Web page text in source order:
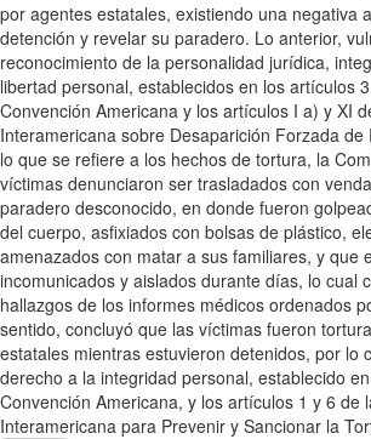
por agentes estatales, existiendo una negativa
detención y revelar su paradero. Lo anterior,
reconocimiento de la personalidad jurídica,
libertad personal, establecidos en los artículos
Convención Americana y los artículos I a) y XI
Interamericana sobre Desaparición Forzada de
lo que se refiere a los hechos de tortura, la
víctimas denunciaron ser trasladados con
paradero desconocido, en donde fueron
del cuerpo, asfixiados con bolsas de plástico,
amenazados con matar a sus familiares, y que
incomunicados y aislados durante días, lo cual
hallazgos de los informes médicos ordenados
sentido, concluyó que las víctimas fueron
estatales mientras estuvieron detenidos, por lo
derecho a la integridad personal, establecido
Convención Americana, y los artículos 1 y 6 de
Interamericana para Prevenir y Sancionar la